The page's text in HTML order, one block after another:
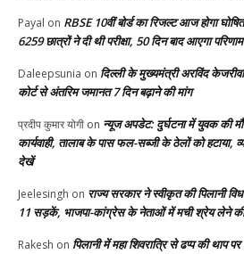
Payal on RBSE 10वीं बोर्ड का रिजल्ट आज होगा
6259 छात्रों ने दी थी परीक्षा, 50 दिन बाद आएगा परिणाम
Daleepsunia on दिल्ली के मुख्यमंत्री अरविंद
कोर्ट से अंतरिम जमानत 7 दिन बढ़ाने की मांग
प्रदीप कुमार योगी on न्यूज अपडेट: दुर्घटना में युवक की
कार्यवाही, तालाब के पास फल-सब्जी के ठेलों को हटाया,
देखें
Jeelesingh on राज्य सरकार ने स्वीकृत की पिलानी
11 सड़कें, भाजपा-कांग्रेस के नेताओं में मची श्रेय लेने
Rakesh on पिलानी में महा शिवरात्रि से ढप्प की थाप